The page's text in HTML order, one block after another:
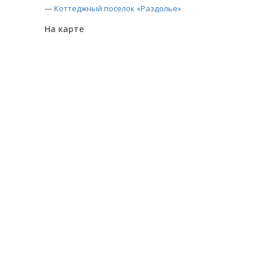
—Коттеджный поселок «Раздолье»
На карте